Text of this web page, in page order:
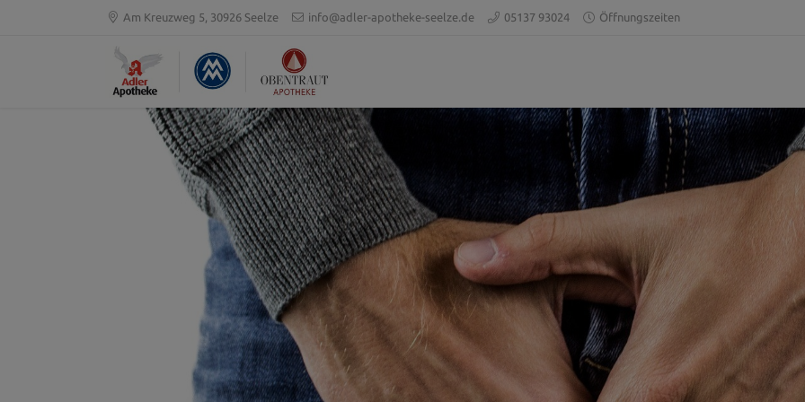
Am Kreuzweg 5, 30926 Seelze info@adler-apotheke-seelze.de 05137 93024 Öffnungszeiten